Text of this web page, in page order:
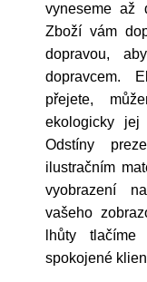
vyneseme až
Zboží vám
dopravou,
dopravcem.
přejete,
ekologicky jej
Odstíny
ilustračním
vyobrazení
vašeho
lhůty
spokojené